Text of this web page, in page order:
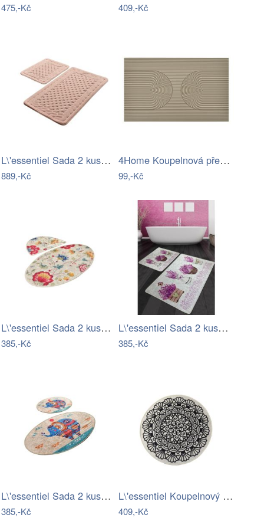
475,-Kč 409,-Kč
L\'essentiel Sada 2 kusů koupelnových…
889,-Kč
4Home Koupelnová předložka Infinity, 50…
99,-Kč
L\'essentiel Sada 2 kusů koupelnových…
385,-Kč
L\'essentiel Sada 2 kusů koupelnových…
385,-Kč
L\'essentiel Sada 2 kusů koupelnových…
385,-Kč
L\'essentiel Koupelnový kobereček Kozzy…
409,-Kč